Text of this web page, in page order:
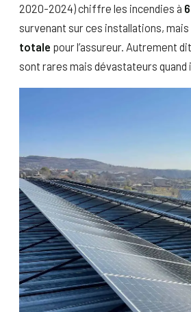
2020-2024) chiffre les incendies à
survenant sur ces installations, mais
totale pour l’assureur. Autrement
sont rares mais dévastateurs quand